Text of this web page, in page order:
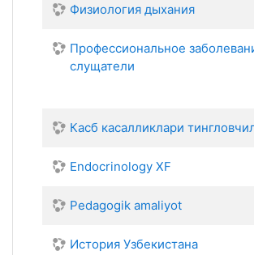
Физиология дыхания
Профессиональное
слущатели
Касб касалликлари
Endocrinology XF
Pedagogik amaliyot
История Узбекистана